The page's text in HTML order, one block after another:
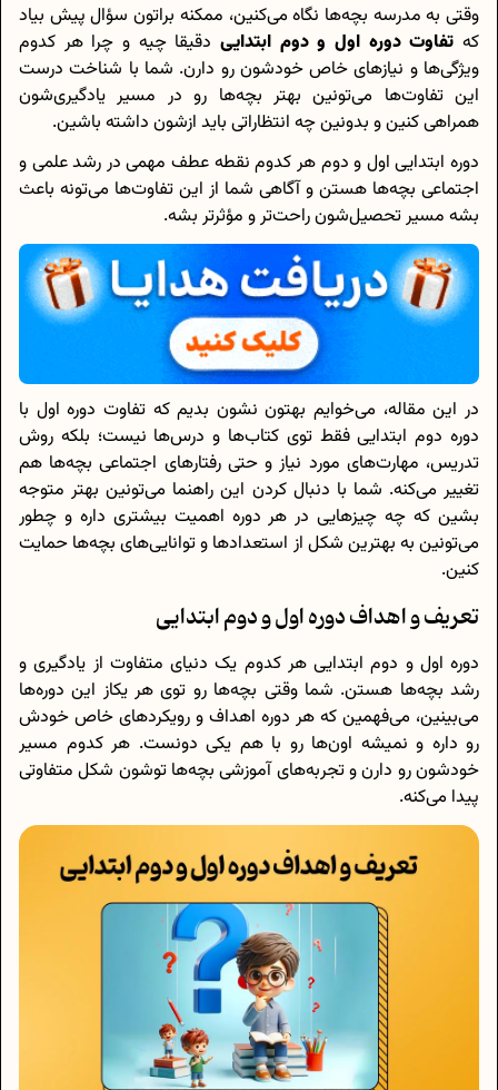
وقتی به مدرسه بچه‌ها نگاه می‌کنین، ممکنه براتون سؤال پیش بیاد
که تفاوت دوره اول و دوم ابتدایی دقیقا چیه و چرا هر کدوم
ویژگی‌ها و نیازهای خاص خودشون رو دارن. شما با شناخت درست
این تفاوت‌ها می‌تونین بهتر بچه‌ها رو در مسیر یادگیری‌شون
همراهی کنین و بدونین چه انتظاراتی باید ازشون داشته باشین.
دوره ابتدایی اول و دوم هر کدوم نقطه عطف مهمی در رشد علمی و
اجتماعی بچه‌ها هستن و آگاهی شما از این تفاوت‌ها می‌تونه باعث
بشه مسیر تحصیل‌شون راحت‌تر و مؤثرتر بشه.
در این مقاله، می‌خوایم بهتون نشون بدیم که تفاوت دوره اول با
دوره دوم ابتدایی فقط توی کتاب‌ها و درس‌ها نیست؛ بلکه روش
تدریس، مهارت‌های مورد نیاز و حتی رفتارهای اجتماعی بچه‌ها هم
تغییر می‌کنه. شما با دنبال کردن این راهنما می‌تونین بهتر متوجه
بشین که چه چیزهایی در هر دوره اهمیت بیشتری داره و چطور
می‌تونین به بهترین شکل از استعدادها و توانایی‌های بچه‌ها حمایت
کنین.
تعریف و اهداف دوره اول و دوم ابتدایی
دوره اول و دوم ابتدایی هر کدوم یک دنیای متفاوت از یادگیری و
رشد بچه‌ها هستن. شما وقتی بچه‌ها رو توی هر یکاز این دوره‌ها
می‌بینین، می‌فهمین که هر دوره اهداف و رویکردهای خاص خودش
رو داره و نمیشه اون‌ها رو با هم یکی دونست. هر کدوم مسیر
خودشون رو دارن و تجربه‌های آموزشی بچه‌ها توشون شکل متفاوتی
پیدا می‌کنه.